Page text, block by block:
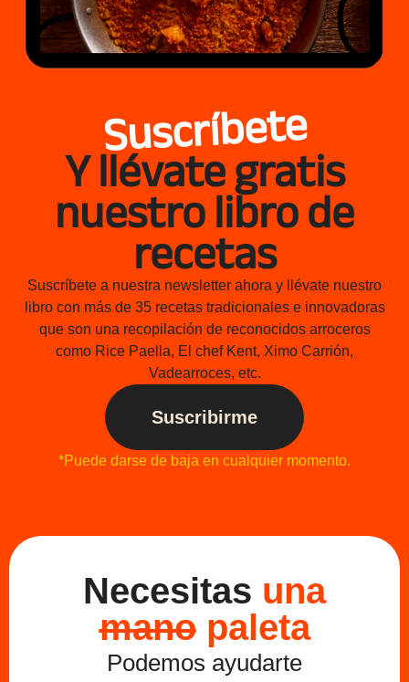
Suscríbete
Y llévate gratis
nuestro libro de
recetas
Suscríbete a nuestra newsletter ahora y llévate nuestro
libro con más de 35 recetas tradicionales e innovadoras
que son una recopilación de reconocidos arroceros
como Rice Paella, El chef Kent, Ximo Carrión,
Vadearroces, etc.
Suscribirme
*Puede darse de baja en cualquier momento.
Necesitas una
manopaleta
Podemos ayudarte